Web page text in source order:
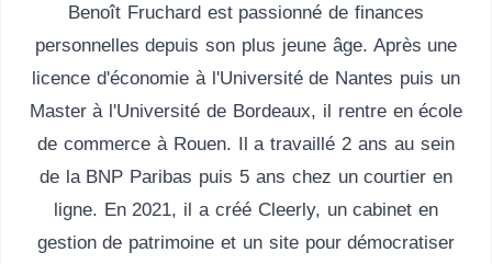
Benoît Fruchard est passionné de finances
personnelles depuis son plus jeune âge. Après une
licence d'économie à l'Université de Nantes puis un
Master à l'Université de Bordeaux, il rentre en école
de commerce à Rouen. Il a travaillé 2 ans au sein
de la BNP Paribas puis 5 ans chez un courtier en
ligne. En 2021, il a créé Cleerly, un cabinet en
gestion de patrimoine et un site pour démocratiser